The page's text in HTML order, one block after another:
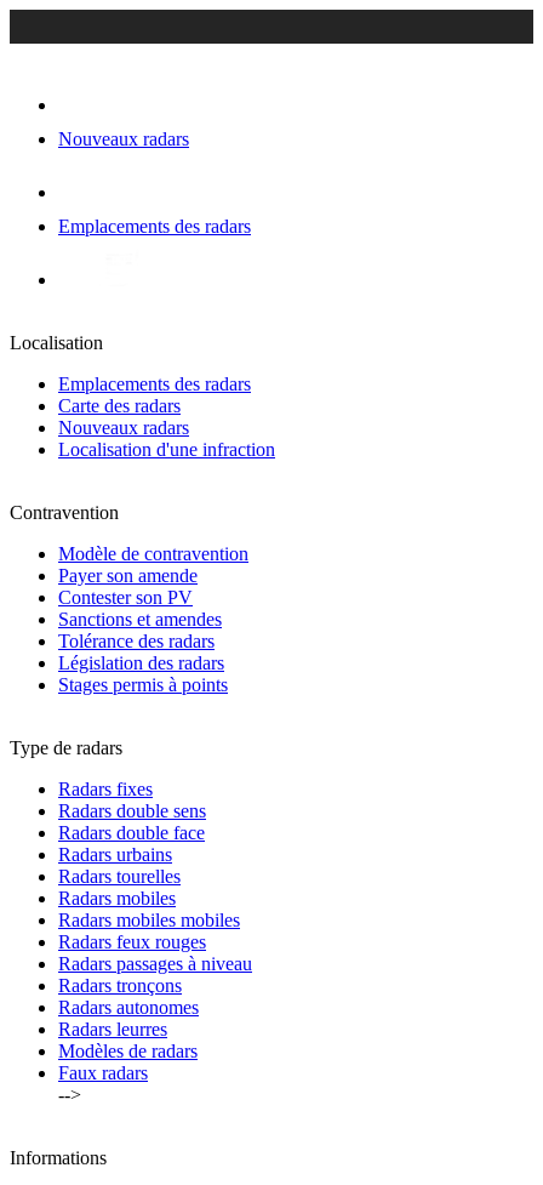
Nouveaux radars
Emplacements des radars
Localisation
Emplacements des radars
Carte des radars
Nouveaux radars
Localisation d'une infraction
Contravention
Modèle de contravention
Payer son amende
Contester son PV
Sanctions et amendes
Tolérance des radars
Législation des radars
Stages permis à points
Type de radars
Radars fixes
Radars double sens
Radars double face
Radars urbains
Radars tourelles
Radars mobiles
Radars mobiles mobiles
Radars feux rouges
Radars passages à niveau
Radars tronçons
Radars autonomes
Radars leurres
Modèles de radars
Faux radars
-->
Informations